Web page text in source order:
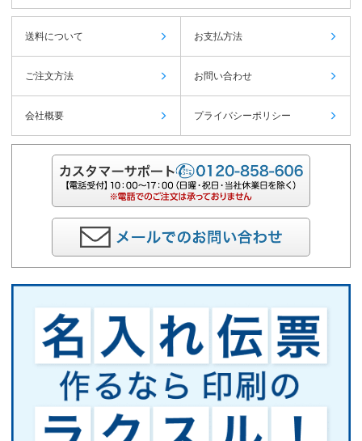
送料について お支払方法
ご注文方法 お問い合わせ
会社概要 プライバシーポリシー